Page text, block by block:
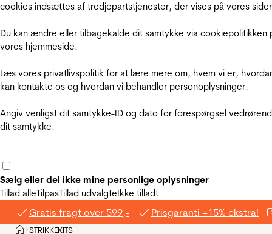
cookies indsættes af tredjepartstjenester, der vises på vores
Du kan ændre eller tilbagekalde dit samtykke via cookiepolitikken
vores hjemmeside.
Læs vores privatlivspolitik for at lære mere om, hvem vi er,
kan kontakte os og hvordan vi behandler personoplysninger.
Angiv venligst dit samtykke-ID og dato for forespørgsel
dit samtykke.
Sælg eller del ikke mine personlige oplysninger
Tillad alleTilpasTillad udvalgteIkke tilladt
Gratis fragt over 599,- Prisgaranti +15% ekstra!
Hjem
>STRIKKEKITS